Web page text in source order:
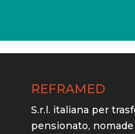
REFRAMED
S.r.l. italiana per
pensionato,